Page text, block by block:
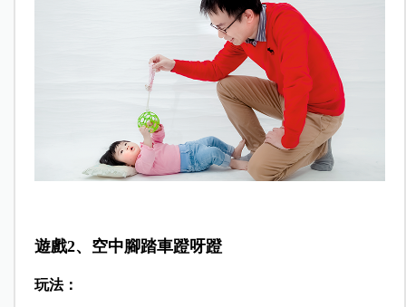
遊戲2、空中腳踏車蹬呀蹬
玩法：